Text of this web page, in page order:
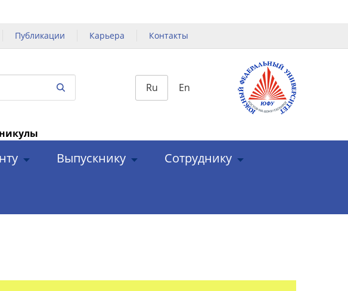
Публикации Карьера Контакты
Ru En
Выпускнику Сотруднику